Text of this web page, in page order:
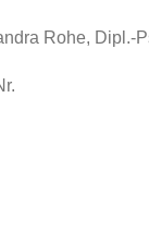
Rohe, Dipl.-